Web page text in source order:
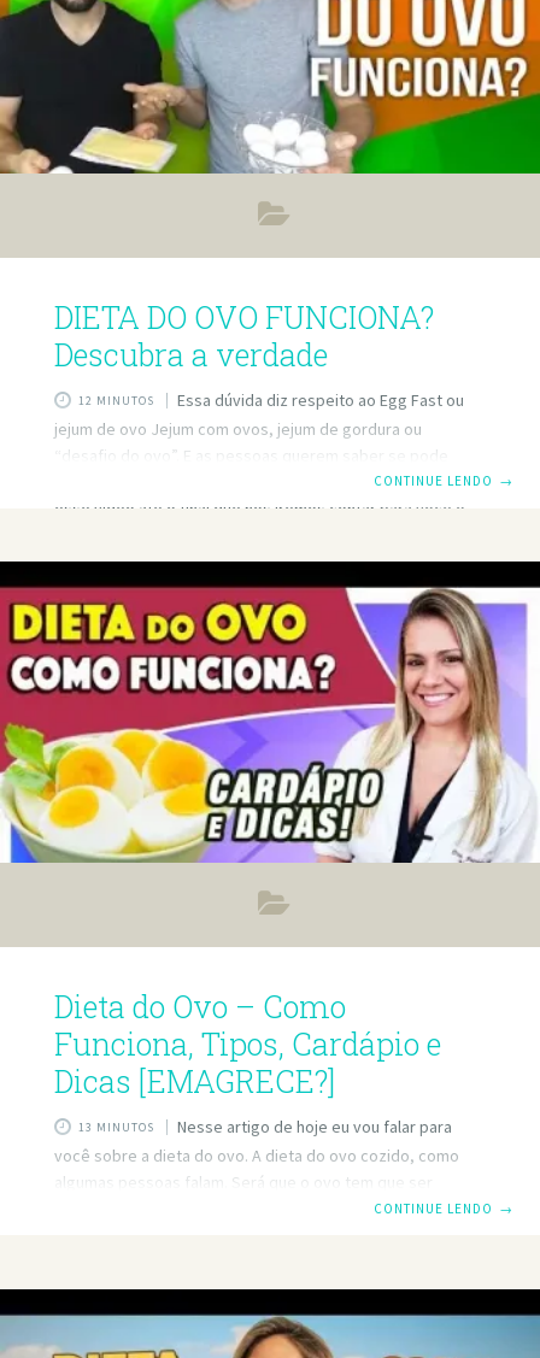
DIETA DO OVO FUNCIONA?
Descubra a verdade
12 MINUTOS
Essa dúvida diz respeito ao Egg Fast ou
jejum de ovo Jejum com ovos, jejum de gordura ou
“desafio do ovo”. E as pessoas querem saber se pode
fazer, quem pode fazer e se é saudável. Por isso, assista
esse vídeo até o final que nós iremos contar para você o
a nossa opinião sobre isso… Os prós e contras e que
deveria e quem não deveria fazer
CONTINUE LENDO →
Dieta do Ovo – Como
Funciona, Tipos, Cardápio e
Dicas [EMAGRECE?]
13 MINUTOS
Nesse artigo de hoje eu vou falar para
você sobre a dieta do ovo. A dieta do ovo cozido, como
algumas pessoas falam. Será que o ovo tem que ser
cozido, tem que ser poché, pode ser ovo frito? Tem a dieta
resultado, tem algum risco para a saúde? Muitas pessoas
me pediram nos comentários: “Patrícia, fala sobre a
CONTINUE LENDO →